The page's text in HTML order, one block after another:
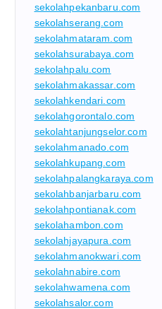
sekolahpekanbaru.com
sekolahserang.com
sekolahmataram.com
sekolahsurabaya.com
sekolahpalu.com
sekolahmakassar.com
sekolahkendari.com
sekolahgorontalo.com
sekolahtanjungselor.com
sekolahmanado.com
sekolahkupang.com
sekolahpalangkaraya.com
sekolahbanjarbaru.com
sekolahpontianak.com
sekolahambon.com
sekolahjayapura.com
sekolahmanokwari.com
sekolahnabire.com
sekolahwamena.com
sekolahsalor.com